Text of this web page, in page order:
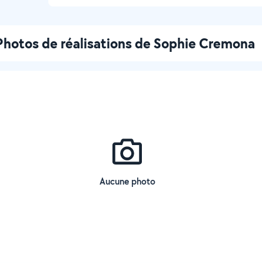
de réalisations de Sophie Cremona
Aucune photo